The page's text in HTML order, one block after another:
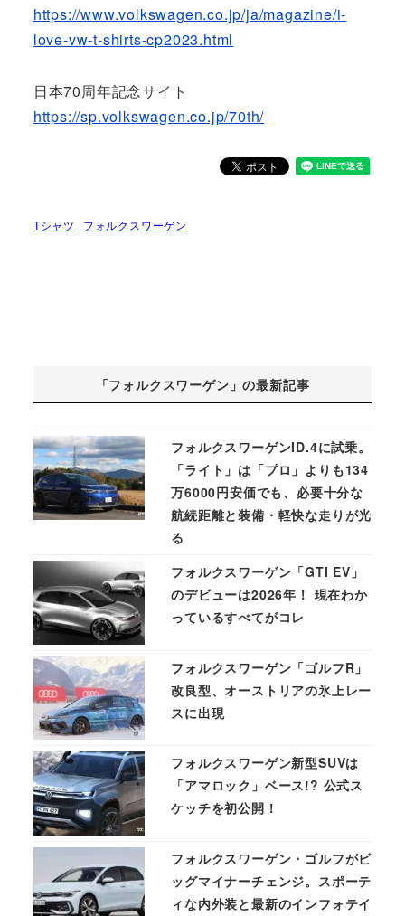
https://www.volkswagen.co.jp/ja/magazine/i-
love-vw-t-shirts-cp2023.html
日本70周年記念サイト
https://sp.volkswagen.co.jp/70th/
Tシャツ フォルクスワーゲン
「フォルクスワーゲン」の最新記事
フォルクスワーゲンID.4に試乗。
「ライト」は「プロ」よりも134
万6000円安価でも、必要十分な
航続距離と装備・軽快な走りが光
る
フォルクスワーゲン「GTI EV」
のデビューは2026年！ 現在わか
っているすべてがコレ
フォルクスワーゲン「ゴルフR」
改良型、オーストリアの氷上レー
スに出現
フォルクスワーゲン新型SUVは
「アマロック」ベース!? 公式ス
ケッチを初公開！
フォルクスワーゲン・ゴルフがビ
ッグマイナーチェンジ。スポーテ
ィな内外装と最新のインフォテイ